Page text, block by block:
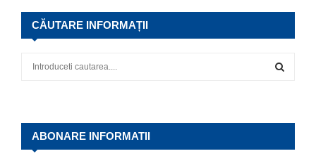
CĂUTARE INFORMAȚII
f
E
A
ABONARE INFORMATII